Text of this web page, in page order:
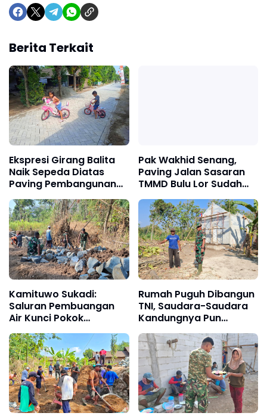
Berita Terkait
Ekspresi Girang Balita
Naik Sepeda Diatas
Paving Pembangunan
TMMD 129 Bulu Lor
Pak Wakhid Senang,
Paving Jalan Sasaran
TMMD Bulu Lor Sudah
Sampai Depan
Rumahnya
Kamituwo Sukadi:
Saluran Pembuangan
Air Kunci Pokok
Kekuatan Jembatan
Bibis
Rumah Puguh Dibangun
TNI, Saudara-Saudara
Kandungnya Pun
Mendukung